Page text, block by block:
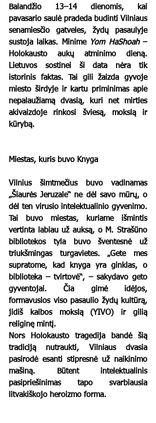
Balandžio 13–14 dienomis, kai
pavasario saulė pradeda budinti Vilniaus
senamiesčio gatveles, žydų pasaulyje
sustoja laikas. Minime Yom HaShoah –
Holokausto aukų atminimo dieną.
Lietuvos sostinei ši data nėra tik
istorinis faktas. Tai gili žaizda gyvoje
miesto širdyje ir kartu priminimas apie
nepalaužiamą dvasią, kuri net mirties
akivaizdoje rinkosi šviesą, mokslą ir
kūrybą.
Miestas, kuris buvo Knyga
Vilnius šimtmečius buvo vadinamas
„Šiaurės Jeruzale“ ne dėl savo mūrų, o
dėl ten virusio intelektualinio gyvenimo.
Tai buvo miestas, kuriame išmintis
vertinta labiau už auksą, o M. Strašūno
bibliotekos tyla buvo šventesnė už
triukšmingas turgavietes. „Gete mes
supratome, kad knyga yra ginklas, o
biblioteka – tvirtovė“, – sakydavo geto
gyventojai. Čia gimė idėjos,
formavusios viso pasaulio žydų kultūrą,
jidiš kalbos mokslą (YIVO) ir gilią
religinę mintį.
Nors Holokausto tragedija bandė šią
tradiciją nutraukti, Vilniaus dvasia
pasirodė esanti stipresnė už naikinimo
mašiną. Būtent intelektualinis
pasipriešinimas tapo svarbiausia
litvakiškojo heroizmo forma.